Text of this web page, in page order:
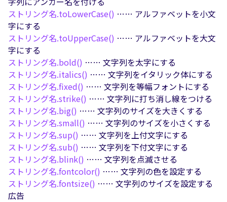
ストリング名.toLowerCase() …… アルファベットを小文
字にする
ストリング名.toUpperCase() …… アルファベットを大文
字にする
ストリング名.bold() …… 文字列を太字にする
ストリング名.italics() …… 文字列をイタリック体にする
ストリング名.fixed() …… 文字列を等幅フォントにする
ストリング名.strike() …… 文字列に打ち消し線をつける
ストリング名.big() …… 文字列のサイズを大きくする
ストリング名.small() …… 文字列のサイズを小さくする
ストリング名.sup() …… 文字列を上付文字にする
ストリング名.sub() …… 文字列を下付文字にする
ストリング名.blink() …… 文字列を点滅させる
ストリング名.fontcolor() …… 文字列の色を設定する
ストリング名.fontsize() …… 文字列のサイズを設定する
広告